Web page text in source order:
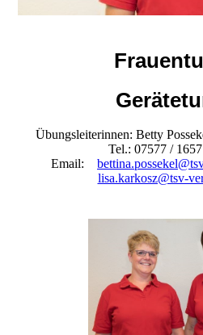
Übungsleiterinnen: Betty
Tel.: 07577 /
Email:
lisa.karkosz@tsv-